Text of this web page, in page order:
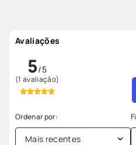
Avaliações
5
(1 avaliação)
Mais recentes